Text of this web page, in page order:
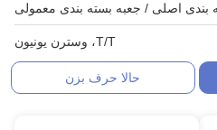
بندی اصلی / جعبه بسته بندی معمولی
T/T، وسترن یونیون
حالا حرف بزن